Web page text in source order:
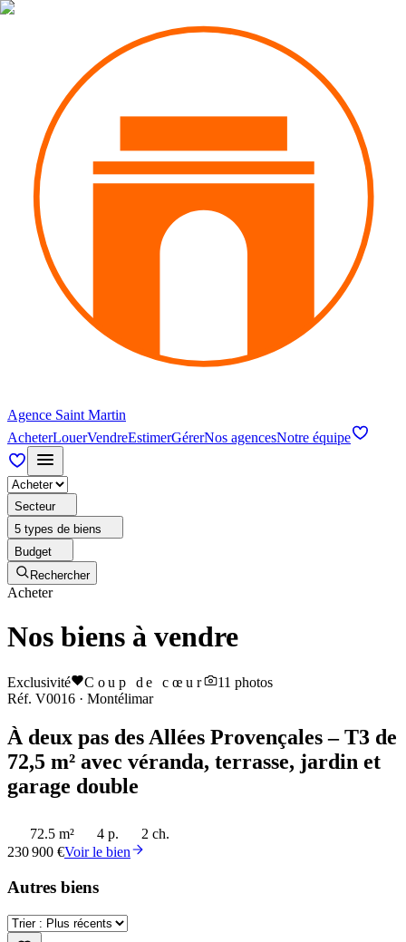
Agence Saint Martin
AcheterLouerVendreEstimerGérerNos agencesNotre équipe
Secteur
5 types de biens
Budget
Rechercher
Acheter
Nos biens à vendre
Exclusivité Coup de cœur 11 photos
Réf. V0016 · Montélimar
À deux pas des Allées Provençales – T3 de
72,5 m² avec véranda, terrasse, jardin et
garage double
72.5 m² 4 p.
2 ch.
230 900 €Voir le bien
Autres biens